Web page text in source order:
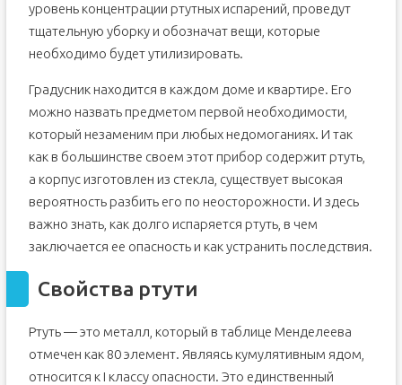
уровень концентрации ртутных испарений, проведут
тщательную уборку и обозначат вещи, которые
необходимо будет утилизировать.
Градусник находится в каждом доме и квартире. Его
можно назвать предметом первой необходимости,
который незаменим при любых недомоганиях. И так
как в большинстве своем этот прибор содержит ртуть,
а корпус изготовлен из стекла, существует высокая
вероятность разбить его по неосторожности. И здесь
важно знать, как долго испаряется ртуть, в чем
заключается ее опасность и как устранить последствия.
Свойства ртути
Ртуть — это металл, который в таблице Менделеева
отмечен как 80 элемент. Являясь кумулятивным ядом,
относится к I классу опасности. Это единственный